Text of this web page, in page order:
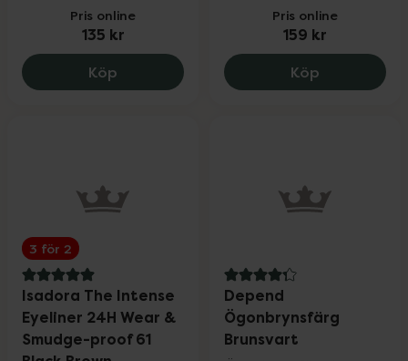
Pris online
135 kr
Köp IsaDora The Hypo Allergenic Volume
Pris online
159 kr
Köp Isadora
3 för 2
5 av 5 i omdöme
Isadora The Intense
Eyeliner 24H Wear &
Smudge-proof 61
4.3 av 5 i omdöme
Depend
Ögonbrynsfärg
Brunsvart